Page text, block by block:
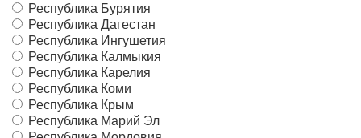
Республика Бурятия
Республика Дагестан
Республика Ингушетия
Республика Калмыкия
Республика Карелия
Республика Коми
Республика Крым
Республика Марий Эл